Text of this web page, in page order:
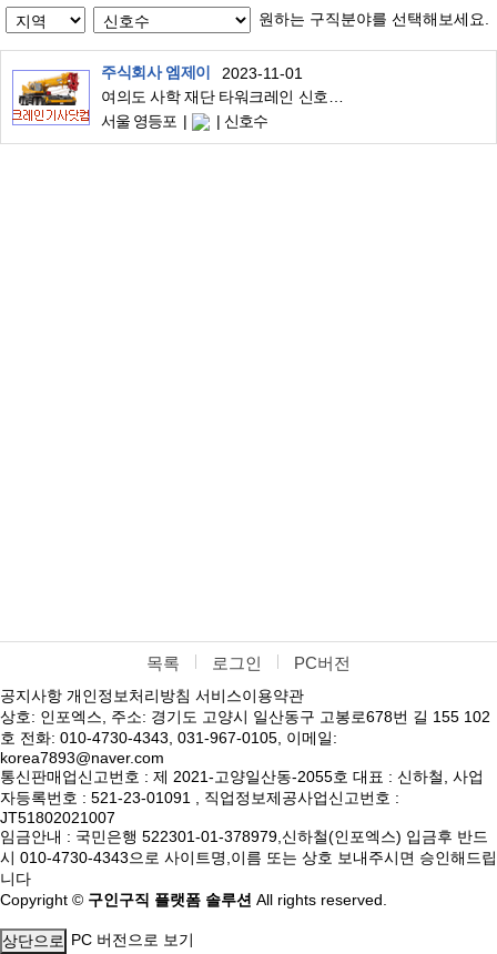
원하는 구직분야를 선택해보세요.
주식회사 엠제이
2023-11-01
서울 영등포
신호수
목록 로그인 PC버전
공지사항 개인정보처리방침 서비스이용약관
상호: 인포엑스, 주소: 경기도 고양시 일산동구 고봉로678번 길 155 102
호 전화: 010-4730-4343, 031-967-0105, 이메일:
korea7893@naver.com
통신판매업신고번호 : 제 2021-고양일산동-2055호 대표 : 신하철, 사업
자등록번호 : 521-23-01091 , 직업정보제공사업신고번호 :
JT51802021007
임금안내 : 국민은행 522301-01-378979,신하철(인포엑스) 입금후 반드
시 010-4730-4343으로 사이트명,이름 또는 상호 보내주시면 승인해드립
니다
Copyright © 구인구직 플랫폼 솔루션 All rights reserved.
상단으로 PC 버전으로 보기